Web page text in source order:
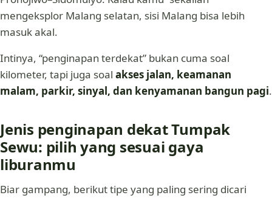
mengeksplor Malang selatan, sisi Malang bisa lebih
masuk akal.
Intinya, “penginapan terdekat” bukan cuma soal
kilometer, tapi juga soal akses jalan, keamanan
malam, parkir, sinyal, dan kenyamanan bangun pagi.
Jenis penginapan dekat Tumpak
Sewu: pilih yang sesuai gaya
liburanmu
Biar gampang, berikut tipe yang paling sering dicari